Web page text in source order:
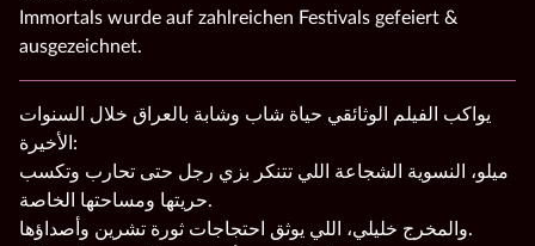
Immortals wurde auf zahlreichen Festivals gefeiert &
ausgezeichnet.
يواكب الفيلم الوثائقي حياة شاب وشابة بالعراق خلال السنوات
الأخيرة:
ميلو، النسوية الشجاعة اللي تتنكر بزي رجل حتى تحارب وتكسب
حريتها ومساحتها الخاصة.
والمخرج خليلي، اللي يوثق احتجاجات ثورة تشرين وأصداؤها.